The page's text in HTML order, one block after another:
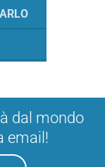
dal mondo
email!